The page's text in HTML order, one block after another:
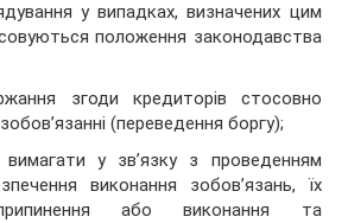
у випадках, визначених цим
положення законодавства
згоди кредиторів стосовно
(переведення боргу);
вимагати у зв’язку з проведенням
виконання зобов’язань, їх
або виконання та